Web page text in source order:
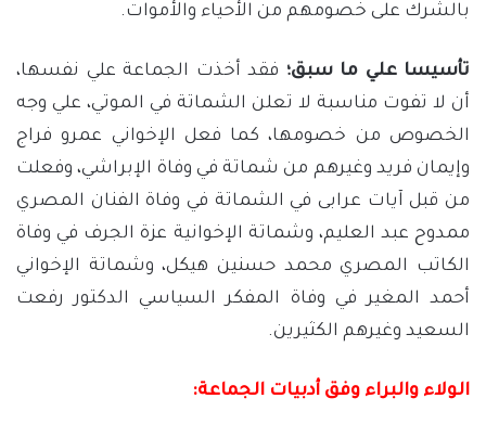
بالشرك على خصومهم من الأحياء والأموات.
تأسيسا علي ما سبق؛ فقد أخذت الجماعة علي نفسها،
أن لا تفوت مناسبة لا تعلن الشماتة في الموتي، علي وجه
الخصوص من خصومها، كما فعل الإخواني عمرو فراج
وإيمان فريد وغيرهم من شماتة في وفاة الإبراشي، وفعلت
من قبل آيات عرابى في الشماتة في وفاة الفنان المصري
ممدوح عبد العليم، وشماتة الإخوانية عزة الجرف في وفاة
الكاتب المصري محمد حسنين هيكل، وشماتة الإخواني
أحمد المغير في وفاة المفكر السياسي الدكتور رفعت
السعيد وغيرهم الكثيرين.
الولاء والبراء وفق أدبيات الجماعة: